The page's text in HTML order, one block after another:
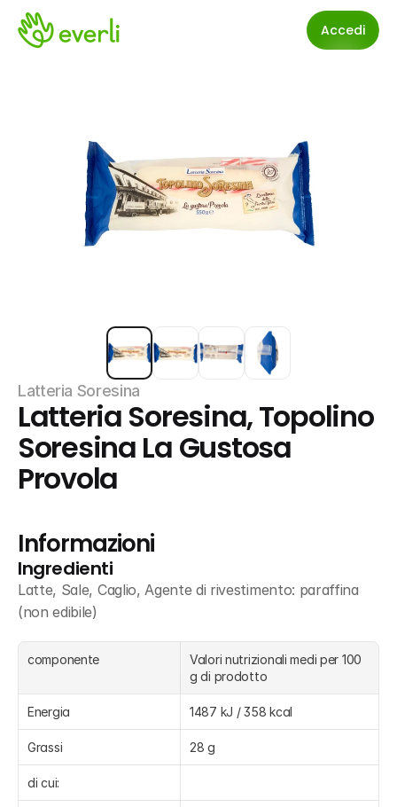
Accedi
Latteria Soresina
Latteria Soresina, Topolino
Soresina La Gustosa
Provola
Informazioni
Ingredienti
Latte, Sale, Caglio, Agente di rivestimento: paraffina
(non edibile)
componente
Valori nutrizionali medi per 100
g di prodotto
Energia 1487 kJ / 358 kcal
Grassi 28 g
di cui: